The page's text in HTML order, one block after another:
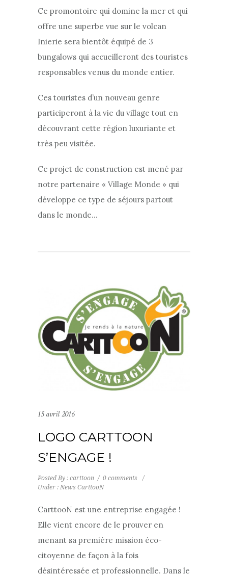
Ce promontoire qui domine la mer et qui
offre une superbe vue sur le volcan
Inierie sera bientôt équipé de 3
bungalows qui accueilleront des touristes
responsables venus du monde entier.
Ces touristes d’un nouveau genre
participeront à la vie du village tout en
découvrant cette région luxuriante et
très peu visitée.
Ce projet de construction est mené par
notre partenaire « Village Monde » qui
développe ce type de séjours partout
dans le monde…
15 avril 2016
LOGO CARTTOON
S’ENGAGE !
Posted By : carttoon / 0 comments
/
Under : News CarttooN
CarttooN est une entreprise engagée !
Elle vient encore de le prouver en
menant sa première mission éco-
citoyenne de façon à la fois
désintéressée et professionnelle. Dans le